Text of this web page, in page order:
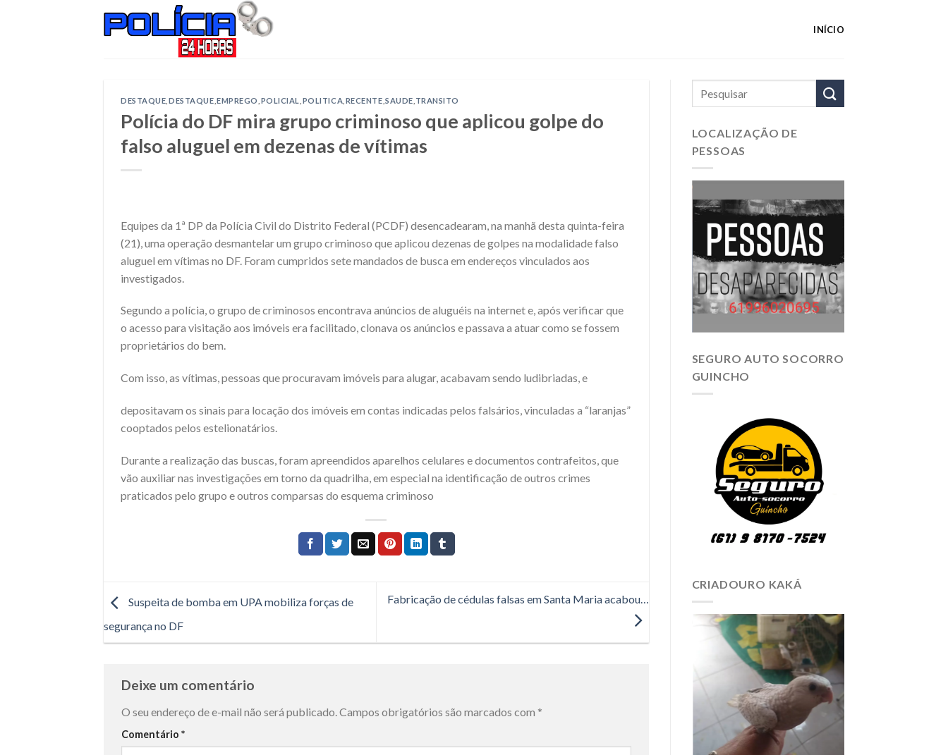
INÍCIO
DESTAQUE ,DESTAQUE ,EMPREGO POLICIAL POLITICA RECENTE ,SAUDE TRANSITO
Polícia do DF mira grupo criminoso que aplicou golpe do
falso aluguel em dezenas de vítimas
Equipes da 1ª DP da Polícia Civil do Distrito Federal (PCDF) desencadearam, na manhã desta quinta-feira
(21), uma operação desmantelar um grupo criminoso que aplicou dezenas de golpes na modalidade falso
aluguel em vítimas no DF. Foram cumpridos sete mandados de busca em endereços vinculados aos
investigados.
Segundo a polícia, o grupo de criminosos encontrava anúncios de aluguéis na internet e, após verificar que
o acesso para visitação aos imóveis era facilitado, clonava os anúncios e passava a atuar como se fossem
proprietários do bem.
Com isso, as vítimas, pessoas que procuravam imóveis para alugar, acabavam sendo ludibriadas, e
depositavam os sinais para locação dos imóveis em contas indicadas pelos falsários, vinculadas a “laranjas”
cooptados pelos estelionatários.
Durante a realização das buscas, foram apreendidos aparelhos celulares e documentos contrafeitos, que
vão auxiliar nas investigações em torno da quadrilha, em especial na identificação de outros crimes
praticados pelo grupo e outros comparsas do esquema criminoso
Suspeita de bomba em UPA mobiliza forças de
segurança no DF
Fabricação de cédulas falsas em Santa Maria acabou…
Deixe um comentário
O seu endereço de e-mail não será publicado. Campos obrigatórios são marcados com *
Comentário *
LOCALIZAÇÃO DE
PESSOAS
SEGURO AUTO SOCORRO
GUINCHO
CRIADOURO KAKÁ